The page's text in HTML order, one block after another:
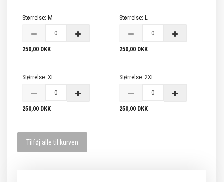
Størrelse: M
250,00 DKK
Størrelse: L
250,00 DKK
Størrelse: XL
250,00 DKK
Størrelse: 2XL
250,00 DKK
Tilføj alle til kurven